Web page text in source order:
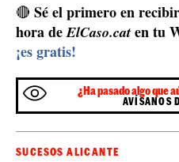
🔴 Sé el primero en
hora deElCaso.cat en tu
¡es gratis!
¿Ha pasado algo que
AVÍSANOS
SUCESOS ALICANTE